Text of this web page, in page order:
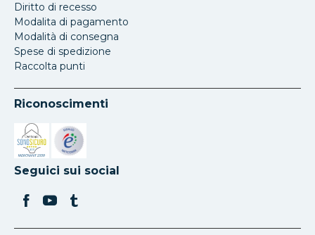
Diritto di recesso
Modalita di pagamento
Modalità di consegna
Spese di spedizione
Raccolta punti
Riconoscimenti
Si apre in una nuova scheda
Si apre in una nuova scheda
Seguici sui social